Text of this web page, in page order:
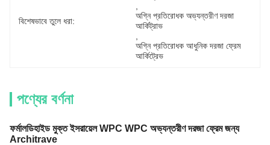
বিশেষভাবে তুলে ধরা:
অগ্নি প্রতিরোধক অভ্যন্তরীণ দরজা
আর্কিট্রাভ
অগ্নি প্রতিরোধক আধুনিক দরজা ফ্রেম
আর্কিট্রেভ
পণ্যের বর্ণনা
ফর্মালডিহাইড মুক্ত ইসরায়েল WPC WPC অভ্যন্তরীণ দরজা ফ্রেম জন্য
Architrave